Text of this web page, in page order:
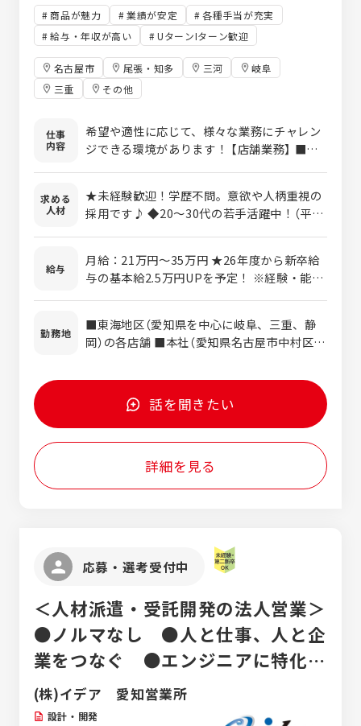
商品が魅力 業績が安定
各種手当が充実
給与・年収が高い
UターンIターン歓迎
名古屋市 尾張・知多 三河
岐阜
三重
その他
仕事
内容
希望や適性に応じて、様々な業務にチャレン
ジできる環境があります！ 【店舗業務】 ■接
業務 【各部門担当】 ■商品開発、バイヤー
■製造、品質管理 ■店舗開発、建設管理 ■
教育 ■販促、広報 など自社内で一貫して取
り組んでいます。 ＜入社後の流れ＞ ▼店舗業
務の場合 まずは、基礎研修を経て、各店舗に
運営業務にも挑戦していきましょう。
求める
人材
★未経験歓迎！学歴不問。意欲や人柄重視の
採用です♪ ◆20～30代の若手活躍中！（平均
好き ◎食べるのも作るのも好き ◎誰かの成
長のために頑張りたい ◎キャリアUPや収入
UPを叶えたい ◎スタッフを大切にしている
会社で働きたい 【こんな経験は活かせます！】
※必須ではありません ◎飲食業界での経験が
給与
月給：21万円～35万円 ★26年度から新卒給
与の基本給2.5万円UPを予定！ ※経験・能
せん） ※残業代は別途支給いたします。 【月
収例】 メンバー（入社1年目）月収24.5万円 メ
目）月収34万円 【年収例】 メンバー（入社2年
目）：年収380万円 店長（入社5年目）：年収
620万円 エリアマネジャー（入社10年目）：年
勤務地
■東海地区（愛知県を中心に岐阜、三重、静
岡）の各店舗 ■本社（愛知県名古屋市中村区椿
に配属します。
話を聞きたい
詳細を見る
応募・選考受付中
＜人材派遣・受託開発の法人営業＞
●ノルマなし ●人と仕事、人と企
業をつなぐ ●エンジニアに特化し
たアウトソーシング
(株)イデア 愛知営業所
設計・開発